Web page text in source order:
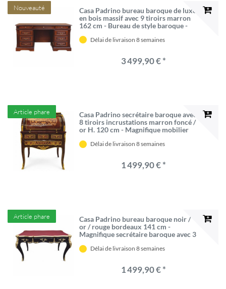
Nouveauté
Casa Padrino bureau baroque de luxe
en bois massif avec 9 tiroirs marron
162 cm - Bureau de style baroque -
Délai de livraison 8 semaines
3 499,90 € *
Article phare
Casa Padrino secrétaire baroque avec
8 tiroirs incrustations marron foncé /
or H. 120 cm - Magnifique mobilier
Délai de livraison 8 semaines
1 499,90 € *
Article phare
Casa Padrino bureau baroque noir /
or / rouge bordeaux 141 cm -
Magnifique secrétaire baroque avec 3
Délai de livraison 8 semaines
1 499,90 € *